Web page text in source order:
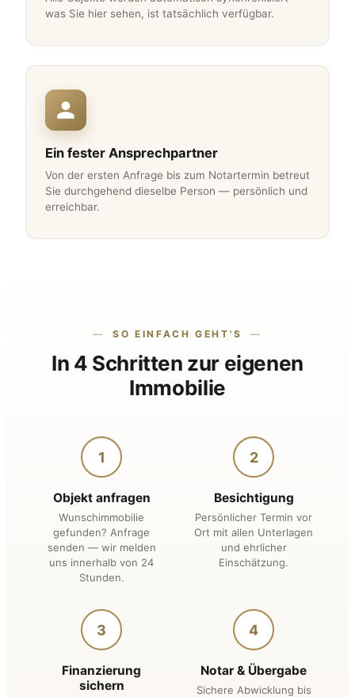
was Sie hier sehen, ist tatsächlich verfügbar.
Ein fester Ansprechpartner
Von der ersten Anfrage bis zum Notartermin betreut
Sie durchgehend dieselbe Person — persönlich und
erreichbar.
SO EINFACH GEHT'S
In 4 Schritten zur eigenen
Immobilie
1
Objekt anfragen
Wunschimmobilie
gefunden? Anfrage
senden — wir melden
uns innerhalb von 24
Stunden.
2
Besichtigung
Persönlicher Termin vor
Ort mit allen Unterlagen
und ehrlicher
Einschätzung.
3
Finanzierung
sichern
4
Notar & Übergabe
Sichere Abwicklung bis